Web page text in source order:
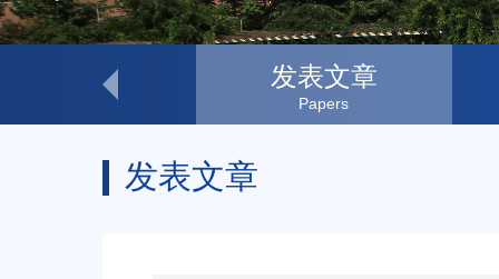
科研动态
Research Progress
发表文章
Papers
发表文章